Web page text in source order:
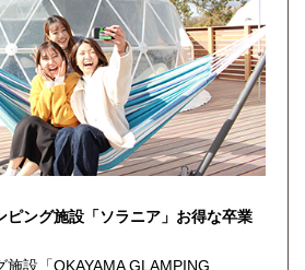
ピング施設「ソラニア」お得な卒業
設「OKAYAMA GLAMPING